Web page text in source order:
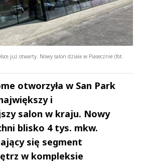
już otwarty. Nowy salon działa w Piasecznie (fot.
otworzyła w San Park
i
salon w kraju. Nowy
blisko 4 tys. mkw.
się segment
w kompleksie